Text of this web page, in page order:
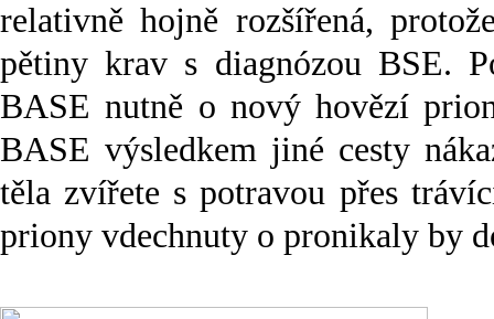
relativně hojně rozšířená,
pětiny krav s diagnózou BSE.
BASE nutně o nový hovězí
BASE výsledkem jiné cesty
těla zvířete s potravou přes
priony vdechnuty o pronikaly by